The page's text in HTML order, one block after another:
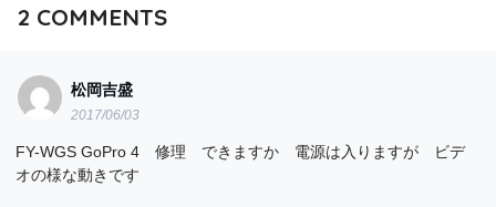
2 COMMENTS
松岡吉盛
2017/06/03
FY-WGS GoPro 4 修理 できますか 電源は入りますが ビデ
オの様な動きです